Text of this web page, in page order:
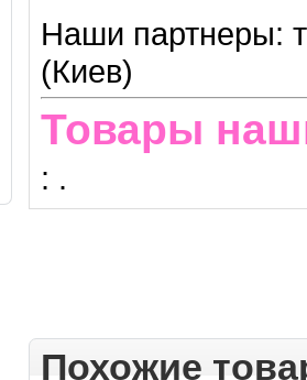
Наши партнеры:
(Киев)
Товары
: .
Похожие